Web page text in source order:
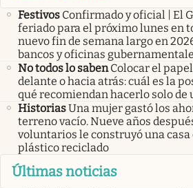
Festivos Confirmado y oficial | El
feriado para el próximo lunes en
nuevo fin de semana largo en
bancos y oficinas
No todos lo saben Colocar el
delante o hacia atrás: cuál es la
qué recomiendan hacerlo solo de
HistoriasUna mujer gastó los
terreno vacío. Nueve años
voluntarios le construyó una casa
plástico reciclado
Últimas noticias